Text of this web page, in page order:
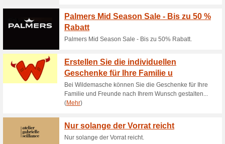
an die Umfrage auf Dich.
DeinDesign
100% funktioniert
Nach der Anmeldung zum